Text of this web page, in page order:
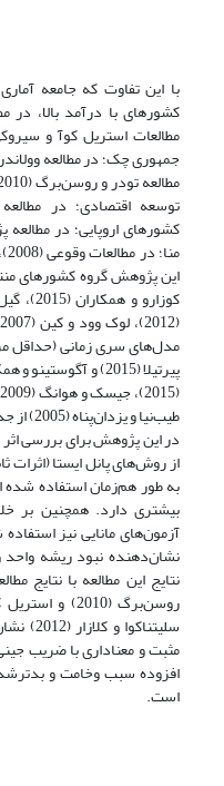
این پژوهش گروه کشورهای
مدل‌های سری زمانی (حداقل
پیرتیلا (2015) و
طیب­‌نیا و یزدان‌پناه (2005) از جدول داده ستانده استفاده شده است.
در این پژوهش برای بررسی اثر
از روش‌های پانل ایستا (اثرات
به طور هم‌زمان استفاده شده
بیشتری دارد. همچنین بر
آزمون‌های مانایی نیز
نشان‌دهنده نبود ریشه
مثبت و معناداری با ضریب
افزوده سبب وخامت و
است.